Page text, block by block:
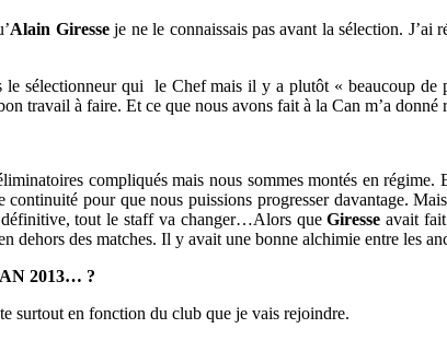
Alain Giresseje ne le connaissais pas avant la sélection. J’ai
le sélectionneur qui le Chef mais il y a plutôt « beaucoup de
travail à faire. Et ce que nous avons fait à la Can m’a donné
compliqués mais nous sommes montés en régime.
pour que nous puissions progresser davantage.
définitive, tout le staff va changer…Alors queGiresse avait
dehors des matches. Il y avait une bonne alchimie entre les
2013… ?
surtout en fonction du club que je vais rejoindre.